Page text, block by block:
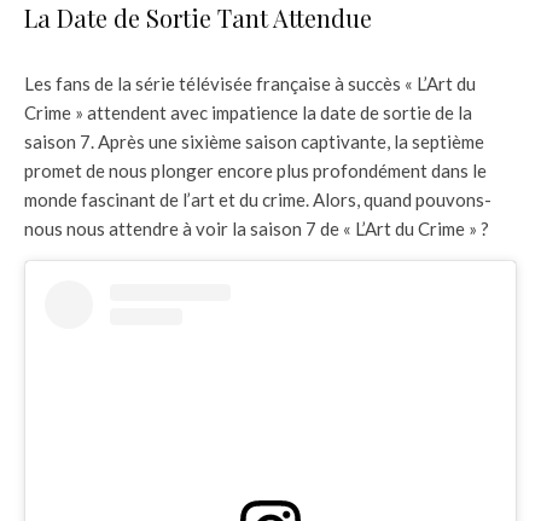
La Date de Sortie Tant Attendue
Les fans de la série télévisée française à succès « L’Art du
Crime » attendent avec impatience la date de sortie de la
saison 7. Après une sixième saison captivante, la septième
promet de nous plonger encore plus profondément dans le
monde fascinant de l’art et du crime. Alors, quand pouvons-
nous nous attendre à voir la saison 7 de « L’Art du Crime » ?